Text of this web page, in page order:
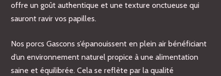
offre un goût authentique et une texture onctueuse qui
sauront ravir vos papilles.
Nos porcs Gascons s’épanouissent en plein air bénéficiant
d’un environnement naturel propice à une alimentation
saine et équilibrée. Cela se reflète par la qualité